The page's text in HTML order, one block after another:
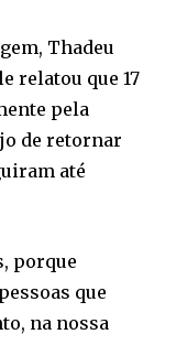
Thadeu
relatou que 17
pela
de retornar
até
porque
que
na nossa